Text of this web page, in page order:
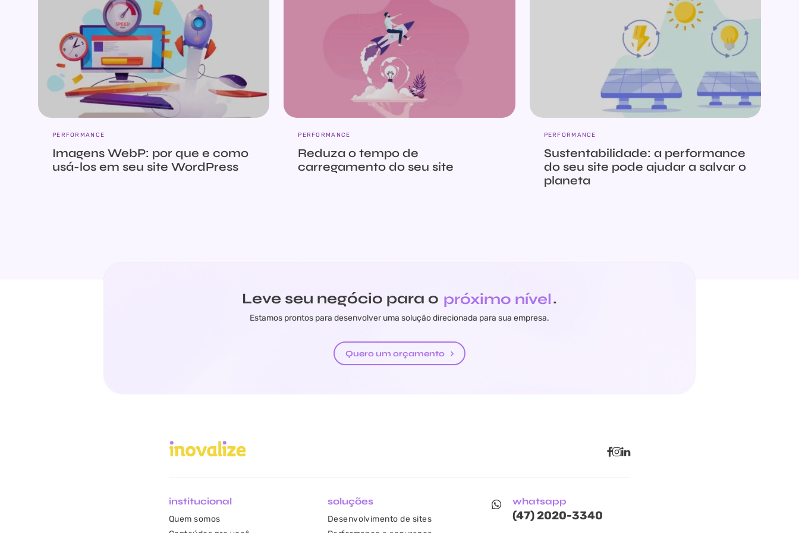
PERFORMANCE
Imagens WebP: por que e como
usá-los em seu site WordPress
PERFORMANCE
Reduza o tempo de
carregamento do seu site
PERFORMANCE
Sustentabilidade: a performance
do seu site pode ajudar a salvar o
planeta
Leve seu negócio para o próximo nível.
Estamos prontos para desenvolver uma solução direcionada para sua empresa.
Quero um orçamento
whatsapp
(47) 2020-3340
institucional
Quem somos
soluções
Desenvolvimento de sites